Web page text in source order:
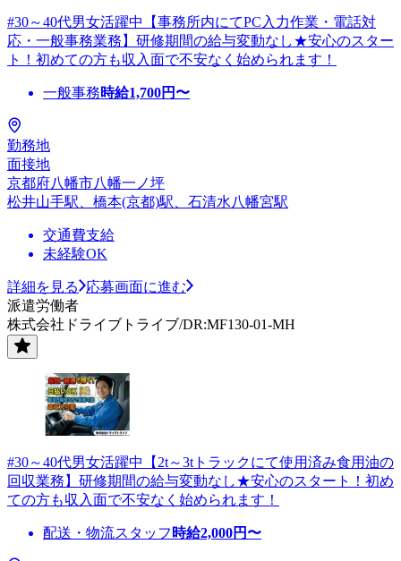
#30～40代男女活躍中【事務所内にてPC入力作業・電話対
応・一般事務業務】研修期間の給与変動なし★安心のスター
ト！初めての方も収入面で不安なく始められます！
一般事務時給1,700円〜
勤務地
面接地
京都府八幡市八幡一ノ坪
松井山手駅、橋本(京都)駅、石清水八幡宮駅
交通費支給
未経験OK
詳細を見る
応募画面に進む
派遣労働者
株式会社ドライブトライブ/DR:MF130-01-MH
#30～40代男女活躍中【2t～3tトラックにて使用済み食用油の
回収業務】研修期間の給与変動なし★安心のスタート！初め
ての方も収入面で不安なく始められます！
配送・物流スタッフ 時給2,000円〜